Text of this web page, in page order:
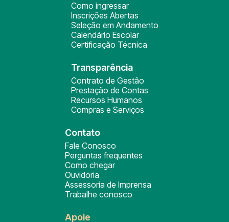
Como ingressar
Inscrições Abertas
Seleção em Andamento
Calendário Escolar
Certificação Técnica
Transparência
Contrato de Gestão
Prestação de Contas
Recursos Humanos
Compras e Serviços
Contato
Fale Conosco
Perguntas frequentes
Como chegar
Ouvidoria
Assessoria de Imprensa
Trabalhe conosco
Apoie